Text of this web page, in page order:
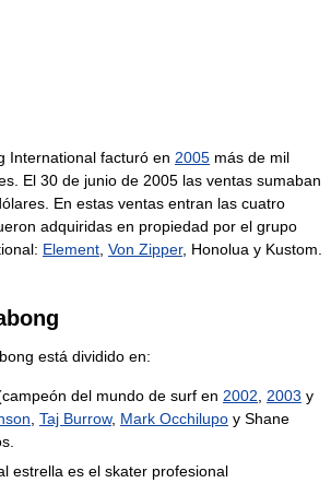
International facturó en 2005 más de mil
El 30 de junio de 2005 las ventas sumaban
En estas ventas entran las cuatro
adquiridas en propiedad por el grupo
Element Von Zipper, Honolua y Kustom.
está dividido en:
del mundo de surf en 2002 2003 y
Taj Burrow, Mark Occhilupo y Shane
estrella es el skater profesional